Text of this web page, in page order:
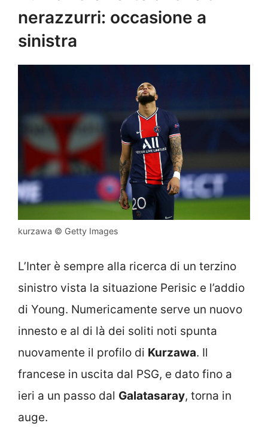
nerazzurri: occasione a
sinistra
kurzawa © Getty Images
L’Inter è sempre alla ricerca di un terzino
sinistro vista la situazione Perisic e l’addio
di Young. Numericamente serve un nuovo
innesto e al di là dei soliti noti spunta
nuovamente il profilo di Kurzawa. Il
francese in uscita dal PSG, e dato fino a
ieri a un passo dal Galatasaray, torna in
auge.